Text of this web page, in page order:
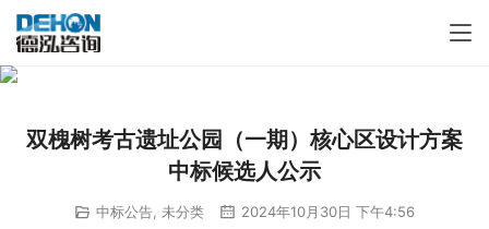
双槐树考古遗址公园（一期）核心区设计方案
中标候选人公示
中标公告 未分类 2024年10月30日 下午4:56